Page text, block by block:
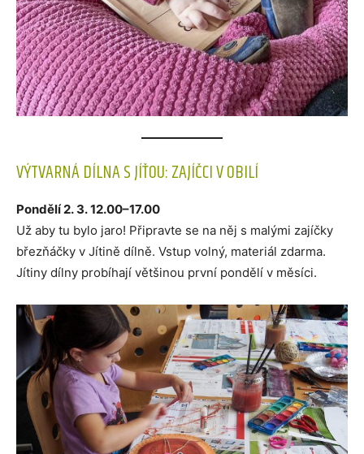
VÝTVARNÁ DÍLNA S JÍŤOU: ZAJÍČCI V OBILÍ
Pondělí 2. 3. 12.00–17.00
Už aby tu bylo jaro! Připravte se na něj s malými zajíčky
březňáčky v Jítině dílně. Vstup volný, materiál zdarma.
Jítiny dílny probíhají většinou první pondělí v měsíci.